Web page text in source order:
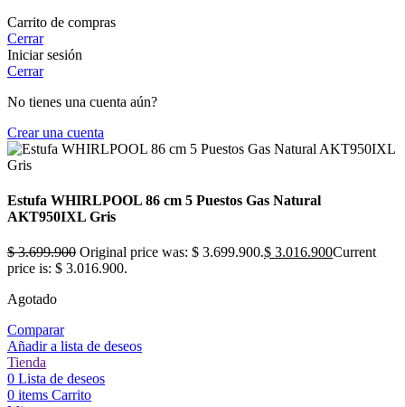
Carrito de compras
Cerrar
Iniciar sesión
Cerrar
No tienes una cuenta aún?
Crear una cuenta
Estufa WHIRLPOOL 86 cm 5 Puestos Gas Natural
AKT950IXL Gris
$3.699.900 Original price was: $ 3.699.900.$ 3.016.900Current
price is: $ 3.016.900.
Agotado
Comparar
Añadir a lista de deseos
Tienda
0 Lista de deseos
0 items Carrito